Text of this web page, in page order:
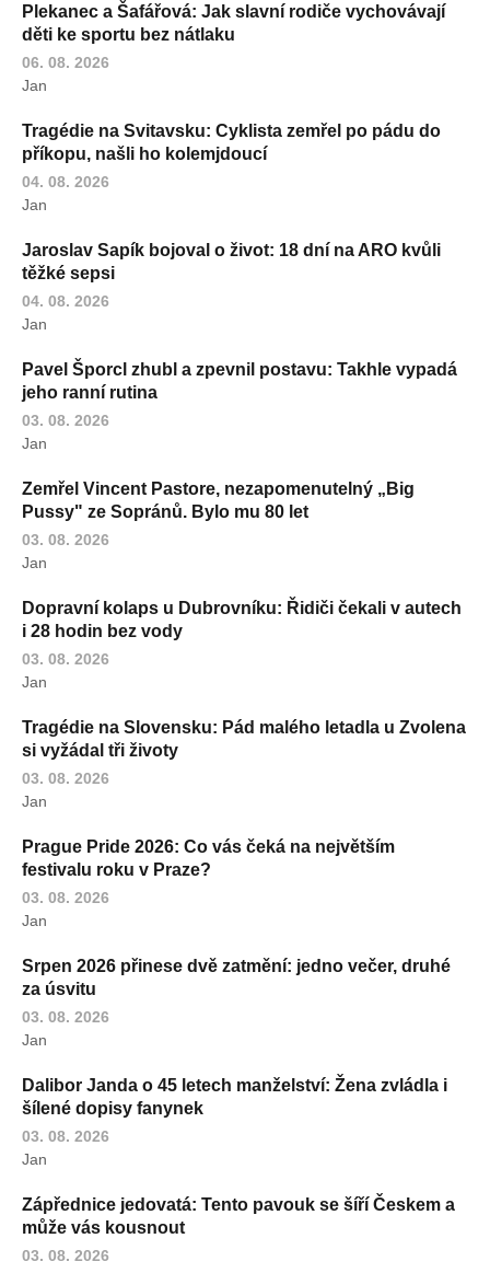
Plekanec a Šafářová: Jak slavní rodiče vychovávají
děti ke sportu bez nátlaku
06. 08. 2026
Jan
Tragédie na Svitavsku: Cyklista zemřel po pádu do
příkopu, našli ho kolemjdoucí
04. 08. 2026
Jan
Jaroslav Sapík bojoval o život: 18 dní na ARO kvůli
těžké sepsi
04. 08. 2026
Jan
Pavel Šporcl zhubl a zpevnil postavu: Takhle vypadá
jeho ranní rutina
03. 08. 2026
Jan
Zemřel Vincent Pastore, nezapomenutelný „Big
Pussy" ze Sopránů. Bylo mu 80 let
03. 08. 2026
Jan
Dopravní kolaps u Dubrovníku: Řidiči čekali v autech
i 28 hodin bez vody
03. 08. 2026
Jan
Tragédie na Slovensku: Pád malého letadla u Zvolena
si vyžádal tři životy
03. 08. 2026
Jan
Prague Pride 2026: Co vás čeká na největším
festivalu roku v Praze?
03. 08. 2026
Jan
Srpen 2026 přinese dvě zatmění: jedno večer, druhé
za úsvitu
03. 08. 2026
Jan
Dalibor Janda o 45 letech manželství: Žena zvládla i
šílené dopisy fanynek
03. 08. 2026
Jan
Zápřednice jedovatá: Tento pavouk se šíří Českem a
může vás kousnout
03. 08. 2026